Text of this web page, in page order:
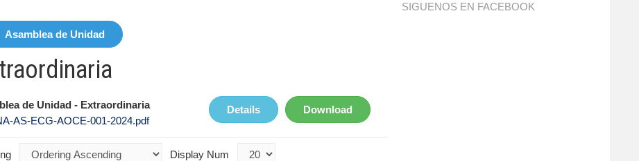
Asamblea de Unidad
de Unidad - Extraordinaria
AS-ECG-AOCE-001-2024.pdf
Download
Details
Display Num
SIGUENOS EN FACEBOOK